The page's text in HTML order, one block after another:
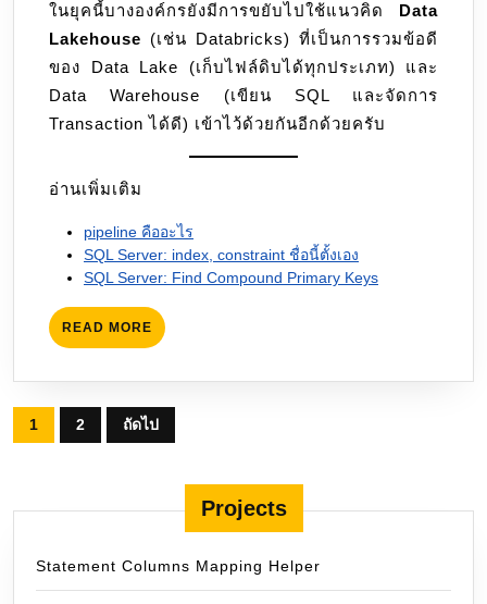
ในยุคนี้บางองค์กรยังมีการขยับไปใช้แนวคิด Data
Lakehouse (เช่น Databricks) ที่เป็นการรวมข้อดี
ของ Data Lake (เก็บไฟล์ดิบได้ทุกประเภท) และ
Data Warehouse (เขียน SQL และจัดการ
Transaction ได้ดี) เข้าไว้ด้วยกันอีกด้วยครับ
อ่านเพิ่มเติม
pipeline คืออะไร
SQL Server: index, constraint ชื่อนี้ตั้งเอง
SQL Server: Find Compound Primary Keys
READ MORE READ
MORE
Posts
pagination
1 2 ถัดไป
Projects
Statement Columns Mapping Helper